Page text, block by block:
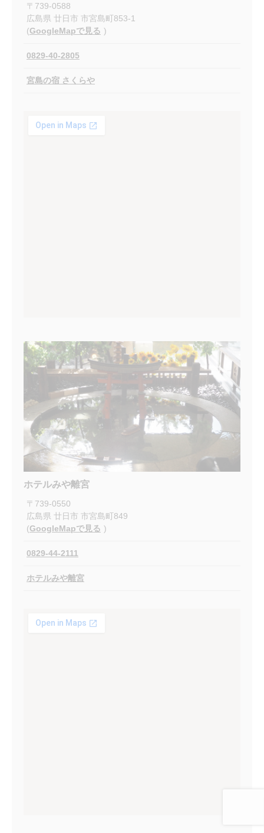
〒 739-0588
広島県 廿日市 市宮島町853-1
(GoogleMapで見る )
0829-40-2805
宮島の宿 さくらや
ホテルみや離宮
〒 739-0550
広島県 廿日市 市宮島町849
(GoogleMapで見る )
0829-44-2111
ホテルみや離宮